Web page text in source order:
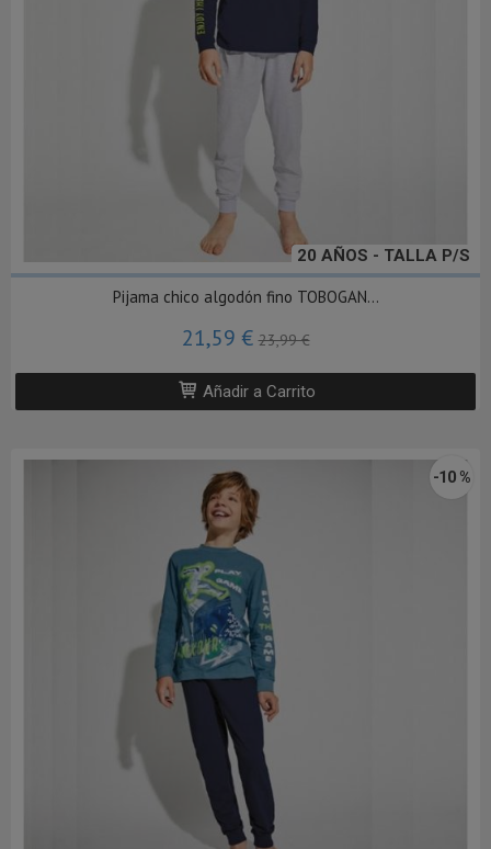
20 AÑOS - TALLA P/S
Pijama chico algodón fino TOBOGAN...
21,59 €23,99 €
Añadir a Carrito
-10 %